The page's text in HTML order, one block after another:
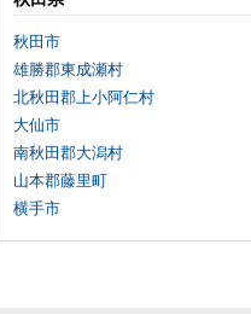
秋田市
雄勝郡東成瀬村
北秋田郡上小阿仁村
大仙市
南秋田郡大潟村
山本郡藤里町
横手市